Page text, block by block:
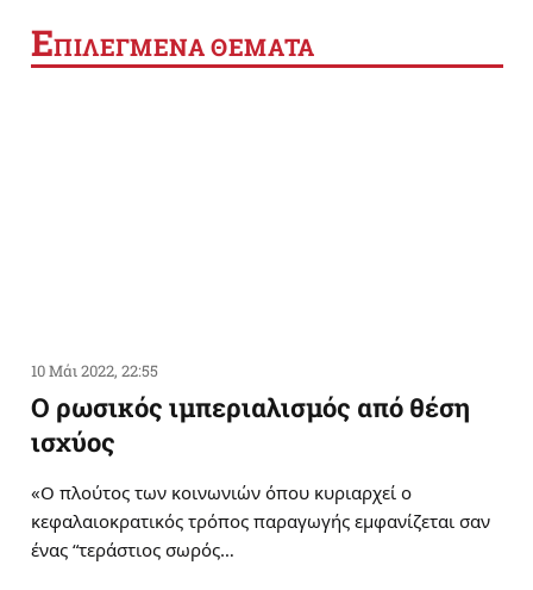
ΕΠΙΛΕΓΜΕΝΑ ΘΕΜΑΤΑ
10 Μάι 2022, 22:55
Ο ρωσικός ιμπεριαλισμός από θέση
ισχύος
«Ο πλούτος των κοινωνιών όπου κυριαρχεί ο
κεφαλαιοκρατικός τρόπος παραγωγής εμφανίζεται σαν
ένας “τεράστιος σωρός…